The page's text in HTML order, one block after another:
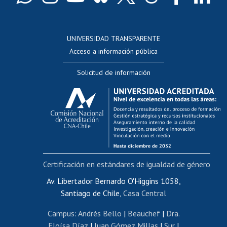
Docentes
Evaluación docente
Calificación académica
Postulación al AUCAI
Funcionarias/os
Cursos internos de capacitación
Bienestar del personal
Portal de movilidad interna
Certificado de renta
Certificado de renta honorarios
Editar páginas blancas
UNIVERSIDAD TRANSPARENTE
Acceso a información pública
Solicitud de información
Av. Libertador Bernardo O'Higgins 1058,
Santiago de Chile, Casa Central
Campus: Andrés Bello | Beauchef| Dra.
Certificación en estándares de igualdad de género